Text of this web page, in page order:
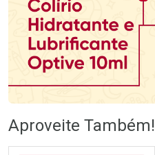
Aproveite Também!